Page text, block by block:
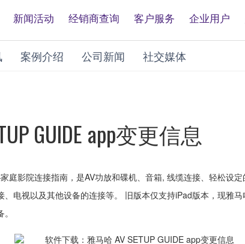
新闻活动 经销商查询 客户服务 企业用户
案例介绍 公司新闻 社交媒体
GUIDE app变更信息
影院连接指南，是AV功放和碟机、音箱, 线缆连接、轻松设
、电视以及其他设备的连接等。 旧版本仅支持iPad版本，现雅